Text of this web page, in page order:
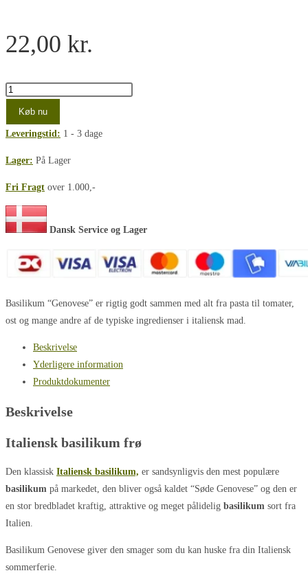
22,00 kr.
Italiensk
basilikum
frø
-
Italian
1101
antal
Køb nu
Leveringstid: 1 - 3 dage
Lager: På Lager
Fri Fragt over 1.000,-
Dansk Service og Lager
Basilikum “Genovese” er rigtig godt sammen med alt fra pasta til tomater,
ost og mange andre af de typiske ingredienser i italiensk mad.
Beskrivelse
Yderligere information
Produktdokumenter
Beskrivelse
Italiensk basilikum frø
Den klassisk Italiensk basilikum, er sandsynligvis den mest populære
basilikum på markedet, den bliver også kaldet “Søde Genovese” og den er
en stor bredbladet kraftig, attraktive og meget pålidelig basilikum sort fra
Italien.
Basilikum Genovese giver den smager som du kan huske fra din Italiensk
sommerferie.